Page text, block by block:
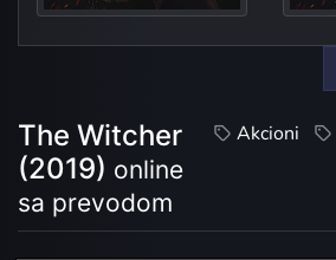
Akcioni
The Witcher
(2019) online
sa prevodom